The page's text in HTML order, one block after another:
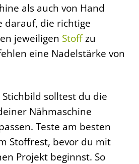
als auch von Hand
darauf, die richtige
jeweiligen Stoffzu
eine Nadelstärke von
solltest du die
Nähmaschine
Teste am besten
Stoffrest, bevor du mit
Projekt beginnst. So